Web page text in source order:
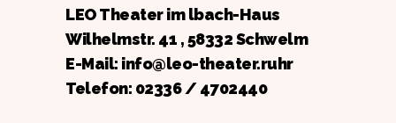
LEO Theater im lbach-Haus
Wilhelmstr. 41 , 58332 Schwelm
E-Mail: info@leo-theater.ruhr
Telefon: 02336 / 4702440